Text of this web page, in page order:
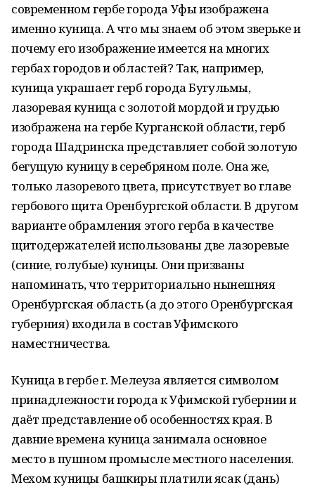
современном гербе города Уфы изображена
именно куница. А что мы знаем об этом зверьке и
почему его изображение имеется на многих
гербах городов и областей? Так, например,
куница украшает герб города Бугульмы,
лазоревая куница с золотой мордой и грудью
изображена на гербе Курганской области, герб
города Шадринска представляет собой золотую
бегущую куницу в серебряном поле. Она же,
только лазоревого цвета, присутствует во главе
гербового щита Оренбургской области. В другом
варианте обрамления этого герба в качестве
щитодержателей использованы две лазоревые
(синие, голубые) куницы. Они призваны
напоминать, что территориально нынешняя
Оренбургская область (а до этого Оренбургская
губерния) входила в состав Уфимского
наместничества.
Куница в гербе г. Мелеуза является символом
принадлежности города к Уфимской губернии и
даёт представление об особенностях края. В
давние времена куница занимала основное
место в пушном промысле местного населения.
Мехом куницы башкиры платили ясак (дань)